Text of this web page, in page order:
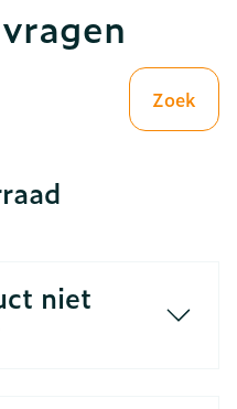
Zoek
Zoek
niet